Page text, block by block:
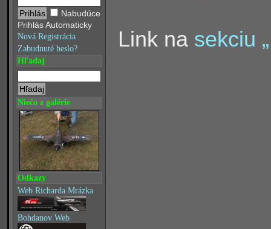
Nabudúce
Prihlás Automaticky
Nová Registrácia
Zabudnuté heslo?
Hľadaj
Niečo z galérie
Odkazy
Web Richarda Mrázka
Bohdanov Web
Link na sekciu